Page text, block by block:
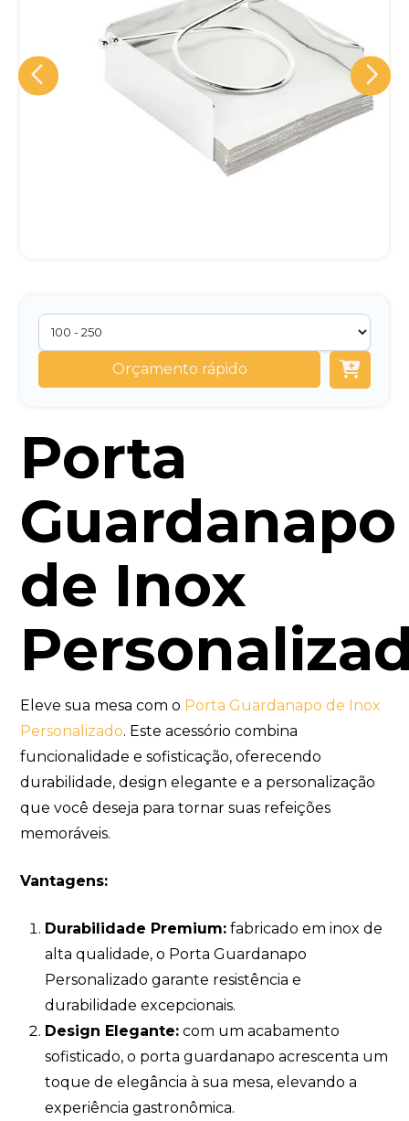
Orçamento rápido
Porta
Guardanapo
de Inox
Eleve sua mesa com o Porta Guardanapo de Inox
Personalizado. Este acessório combina
funcionalidade e sofisticação, oferecendo
durabilidade, design elegante e a personalização
que você deseja para tornar suas refeições
memoráveis.
Vantagens:
Durabilidade Premium:fabricado em inox de
alta qualidade, o Porta Guardanapo
Personalizado garante resistência e
durabilidade excepcionais.
Design Elegante:com um acabamento
sofisticado, o porta guardanapo acrescenta um
toque de elegância à sua mesa, elevando a
experiência gastronômica.